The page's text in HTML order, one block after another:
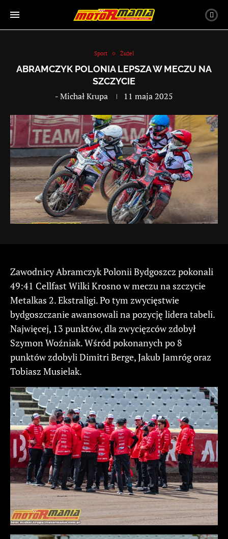
Sport Żużel
ABRAMCZYK POLONIA LEPSZA W MECZU NA
SZCZYCIE
-Michał Krupa 11 maja 2025
Zawodnicy Abramczyk Polonii Bydgoszcz pokonali
49:41 Cellfast Wilki Krosno w meczu na szczycie
Metalkas 2. Ekstraligi. Po tym zwycięstwie
bydgoszczanie awansowali na pozycję lidera tabeli.
Najwięcej, 13 punktów, dla zwycięzców zdobył
Szymon Woźniak. Wśród pokonanych po 8
punktów zdobyli Dimitri Berge, Jakub Jamróg oraz
Tobiasz Musielak.